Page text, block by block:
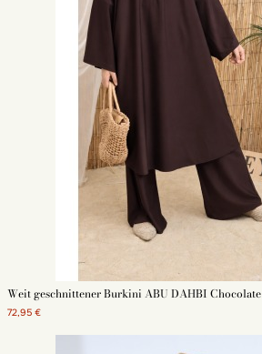
Weit geschnittener Burkini ABU DAHBI Chocolate
72,95 €